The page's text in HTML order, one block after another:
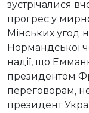
зустрічалися
прогрес у
Мінських угод
Нормандської
надії, що
президентом
переговорам,
президент